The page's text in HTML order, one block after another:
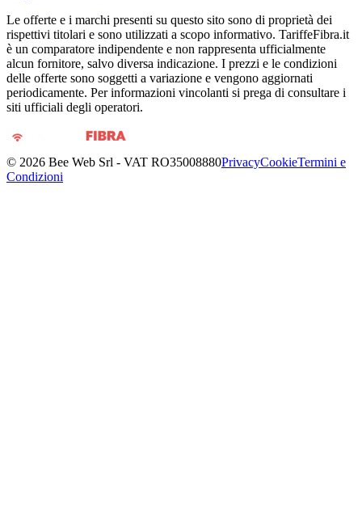
Le offerte e i marchi presenti su questo sito sono di proprietà dei
rispettivi titolari e sono utilizzati a scopo informativo. TariffeFibra.it
è un comparatore indipendente e non rappresenta ufficialmente
alcun fornitore, salvo diversa indicazione. I prezzi e le condizioni
delle offerte sono soggetti a variazione e vengono aggiornati
periodicamente. Per informazioni vincolanti si prega di consultare i
siti ufficiali degli operatori.
© 2026 Bee Web Srl - VAT RO35008880PrivacyCookieTermini e
Condizioni